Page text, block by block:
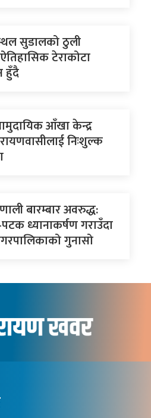
सुडालको ठुली
ऐतिहासिक टेराकोटा
हुँदै
आँखा केन्द्र
निःशुल्क
बारम्बार अवरुद्ध:
ध्यानाकर्षण गराउँदा
गुनासो